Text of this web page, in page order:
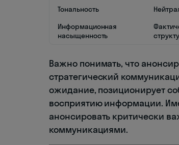
Тональность
Информационная
насыщенность
Важно понимать, что
стратегический
ожидание, позиционирует
восприятию информации.
анонсировать критически
коммуникациями.